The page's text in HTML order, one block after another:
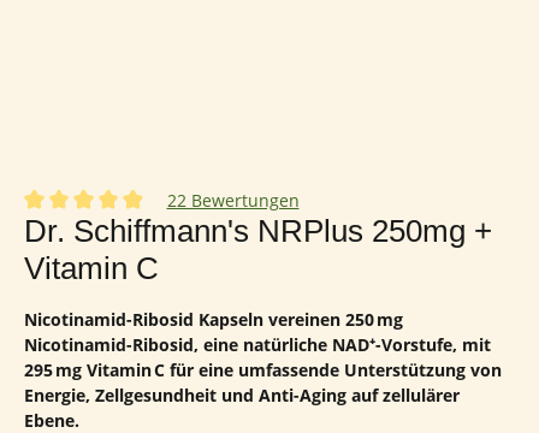
Durchschnittliche Bewertung von 4.95 von 5 Sternen
22 Bewertungen
Dr. Schiffmann's NRPlus 250mg +
Vitamin C
Nicotinamid-Ribosid Kapseln vereinen 250 mg
Nicotinamid-Ribosid, eine natürliche NAD⁺-Vorstufe, mit
295 mg Vitamin C für eine umfassende Unterstützung von
Energie, Zellgesundheit und Anti-Aging auf zellulärer
Ebene.